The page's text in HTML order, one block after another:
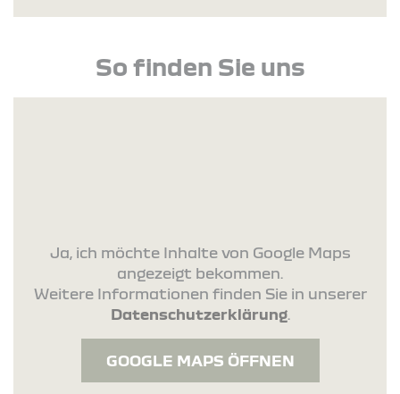
So finden Sie uns
Ja, ich möchte Inhalte von Google Maps
angezeigt bekommen.
Weitere Informationen finden Sie in unserer
Datenschutzerklärung.
GOOGLE MAPS ÖFFNEN